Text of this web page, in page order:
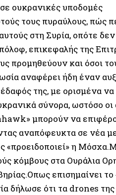
ουκρανικές υποδομές
τους πυραύλους, πώς
στη Συρία, οπότε
επικεφαλής της
προμηθεύουν και όσοι
αναφέρει ήδη έναν
της, με ορισμένα
σύνορα, ωστόσο οι
μπορούν να
αναπόφευκτα σε νέα
«προειδοποιεί» η
κόμβους στα Ουράλια
επισημαίνει
δήλωσε ότι τα drones της